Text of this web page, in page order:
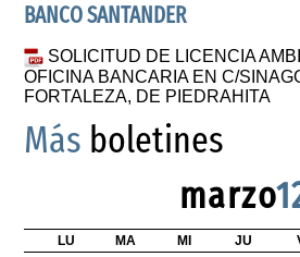
BANCO SANTANDER
SOLICITUD DE LICENCIA
OFICINA BANCARIA EN C/
FORTALEZA, DE PIEDRAHITA
Más boletines
marzo
LU MA MI JU